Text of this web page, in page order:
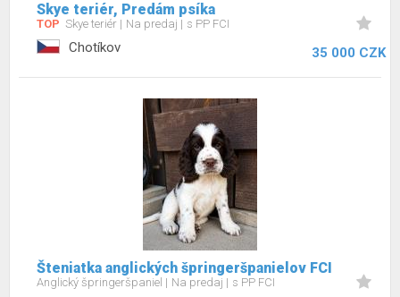
Skye teriér, Predám psíka
TOP Skye teriér Na predaj s PP FCI
Chotíkov 35 000 CZK
Šteniatka anglických špringeršpanielov FCI
Anglický špringeršpaniel Na predaj s PP FCI